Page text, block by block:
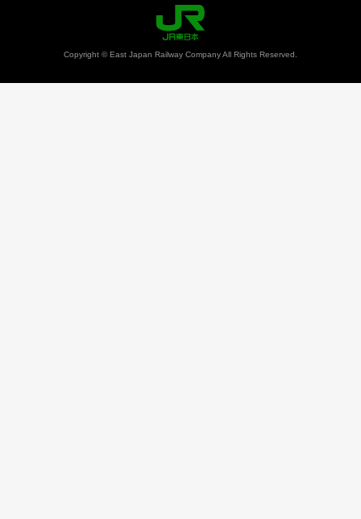
Copyright © East Japan Railway Company All Rights Reserved.